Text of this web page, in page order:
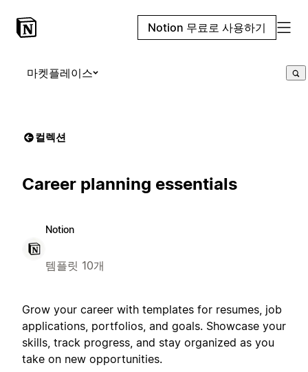
Notion 무료로 사용하기
마켓플레이스
컬렉션
Career planning essentials
Notion
템플릿 10개
Grow your career with templates for resumes, job
applications, portfolios, and goals. Showcase your
skills, track progress, and stay organized as you
take on new opportunities.